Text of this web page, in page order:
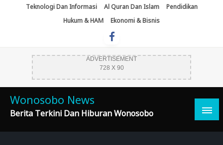
Teknologi Dan Informasi Al Quran Dan Islam
Pendidikan
Hukum & HAM
Ekonomi & Bisnis
ADVERTISEMENT
728 X 90
Wonosobo News
Berita Terkini Dan Hiburan Wonosobo